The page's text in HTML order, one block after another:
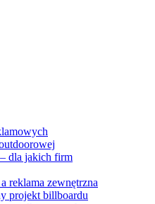
dla jakich firm
reklama zewnętrzna
projekt billboardu